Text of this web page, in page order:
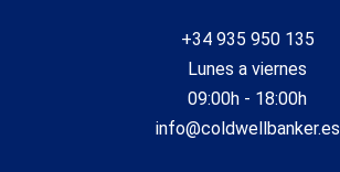
+34 935 950 135
Lunes a viernes
09:00h - 18:00h
info@coldwellbanker.es